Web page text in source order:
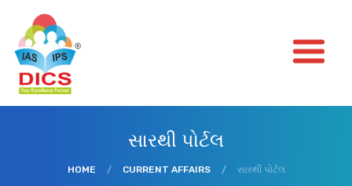
સારથી પોર્ટલ
HOME / CURRENT AFFAIRS / સારથી પોર્ટલ